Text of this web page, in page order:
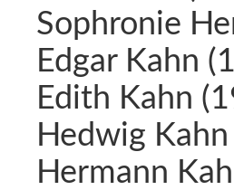
Sophronie
Edgar Kahn
Edith Kahn
Hedwig
Hermann